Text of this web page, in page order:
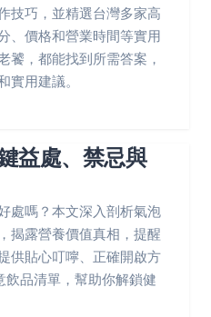
技巧，並精選台灣多家高
、價格和營業時間等實用
饕，都能找到所需答案，
實用建議。
益處、禁忌與
處嗎？本文深入剖析氣泡
揭露營養價值真相，提醒
供貼心叮嚀、正確開啟方
品清單，幫助你解鎖健